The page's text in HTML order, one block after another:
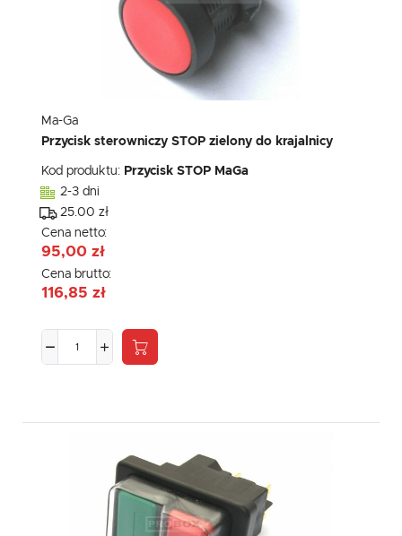
Ma-Ga
Przycisk sterowniczy STOP zielony do krajalnicy
Kod produktu: Przycisk STOP MaGa
2-3 dni
25.00 zł
Cena netto:
95,00 zł
Cena brutto:
116,85 zł